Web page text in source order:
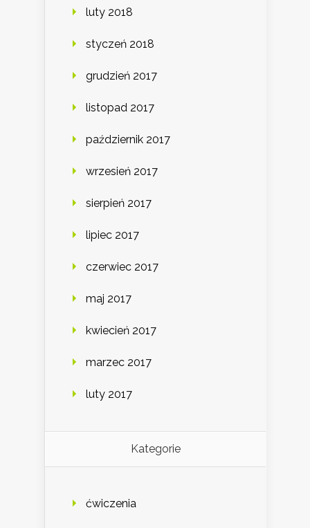
luty 2018
styczeń 2018
grudzień 2017
listopad 2017
październik 2017
wrzesień 2017
sierpień 2017
lipiec 2017
czerwiec 2017
maj 2017
kwiecień 2017
marzec 2017
luty 2017
Kategorie
ćwiczenia